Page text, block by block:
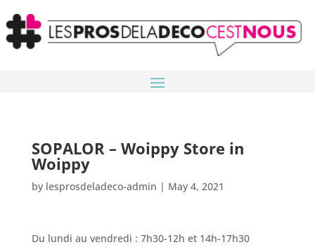
SOPALOR – Woippy Store in
Woippy
by lesprosdeladeco-admin | May 4, 2021
Du lundi au vendredi : 7h30-12h et 14h-17h30